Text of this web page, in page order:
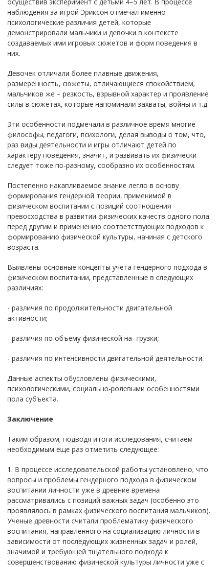
наблюдения за игрой Эриксон отмечал именно
психологические различия детей, которые
демонстрировали мальчики и девочки в контексте
создаваемых ими игровых сюжетов и форм поведения в
них.
Девочек отличали более плавные движения,
размеренность, сюжеты, отличающиеся спокойствием,
мальчиков же – резкость, взрывной характер и проявление
силы в сюжетах, которые напоминали захваты, войны и т.д.
Эти особенности подмечали в различное время многие
философы, педагоги, психологи, делая выводы о том, что,
раз виды деятельности и игры отличают детей по
характеру поведения, значит, и развивать их физически
следует тоже по-разному, сообразно их особенностям.
Постепенно накапливаемое знание легло в основу
формирования гендерной теории, применимой в
физическом воспитании с позиций соотношения
превосходства в развитии физических качеств одного пола
перед другим и применению соответствующих подходов к
формированию физической культуры, начиная с детского
возраста.
Выявлены основные концепты учета гендерного подхода в
физическом воспитании, представленные в следующих
различиях:
- различия по продолжительности двигательной
активности;
- различия по объему физической на- грузки;
- различия по интенсивности двигательной деятельности.
Данные аспекты обусловлены физическими,
психологическими, социально-ролевыми особенностями
пола субъекта.
Заключение
Таким образом, подводя итоги исследования, считаем
необходимым еще раз отметить следующее:
1. В процессе исследовательской работы установлено, что
вопросы и проблемы гендерного подхода в физическом
воспитании личности уже в древние времена
рассматривались с позиций важных задач (особенно это
проявлялось в рамках физического воспитания мальчиков).
Ученые древности считали проблематику физического
воспитания, направленного на социализацию личности в
зависимости от последующих жизненных задач и ролей,
значимой и требующей тщательного подхода к
совершенствованию физической культуры личности уже с